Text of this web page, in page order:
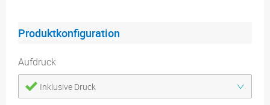
Produktkonfiguration
Aufdruck
Inklusive Druck